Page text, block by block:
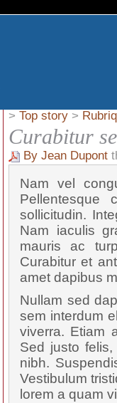
> Top story >
Curabitur
By Jean Dupont
Nam vel
Pellentesque
sollicitudin.
Nam iaculis
mauris ac
Curabitur et
amet dapibus
Nullam sed
sem interdum
viverra. Etiam
Sed justo
nibh.
Vestibulum
lorem a quam